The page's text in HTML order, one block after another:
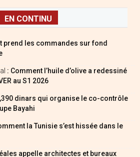
EN CONTINU
prend les commandes sur fond
: Comment l’huile d’olive a redessiné
au S1 2026
dinars qui organise le co-contrôle
Bayahi
la Tunisie s’est hissée dans le
appelle architectes et bureaux